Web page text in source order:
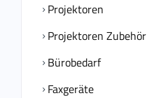
Projektoren
Projektoren Zubehör
Bürobedarf
Faxgeräte